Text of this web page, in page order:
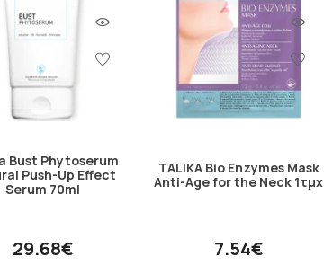
Bust Phytoserum
Push-Up Effect
Serum 70ml
29.68€
TALIKA Bio Enzymes Mask
Anti-Age for the Neck 1τμχ
7.54€